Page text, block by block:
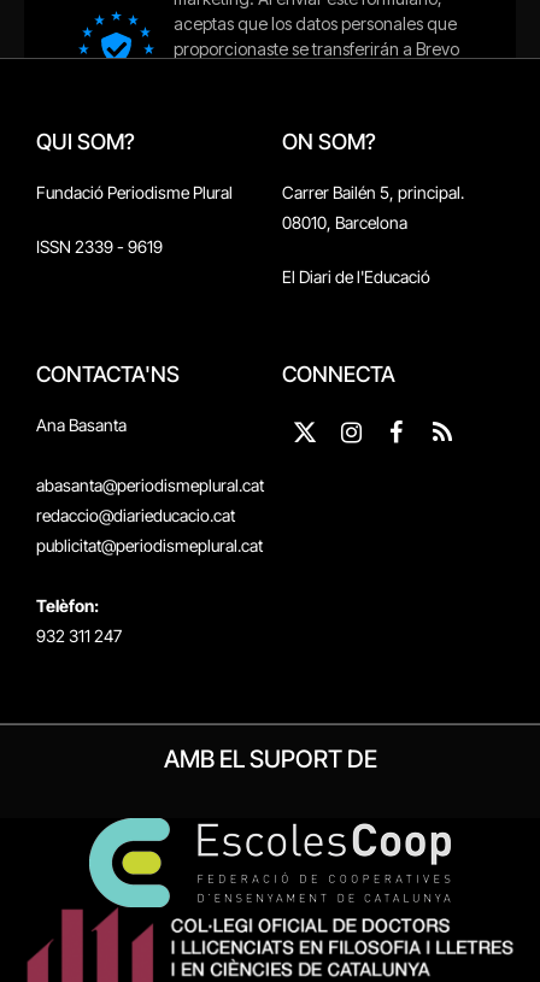
QUI SOM?
Fundació Periodisme Plural
ISSN 2339 - 9619
ON SOM?
Carrer Bailén 5, principal.
08010, Barcelona
El Diari de l'Educació
CONTACTA'NS
Ana Basanta
abasanta@periodismeplural.cat
redaccio@diarieducacio.cat
publicitat@periodismeplural.cat
Telèfon:
932 311 247
CONNECTA
X
Instagram
Facebook
RSS
AMB EL SUPORT DE